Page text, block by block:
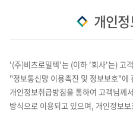
개인
'(주)비츠로밀텍'는 (이하 '회사'는) 고
"정보통신망 이용촉진 및 정보보호"에
개인정보취급방침을 통하여 고객님께
방식으로 이용되고 있으며, 개인정보